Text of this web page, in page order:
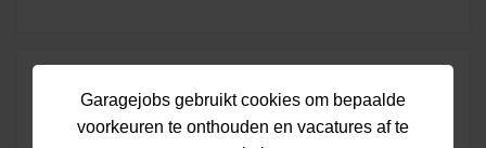
CAU8771
Garagejobs gebruikt cookies om bepaalde
voorkeuren te onthouden en vacatures af te